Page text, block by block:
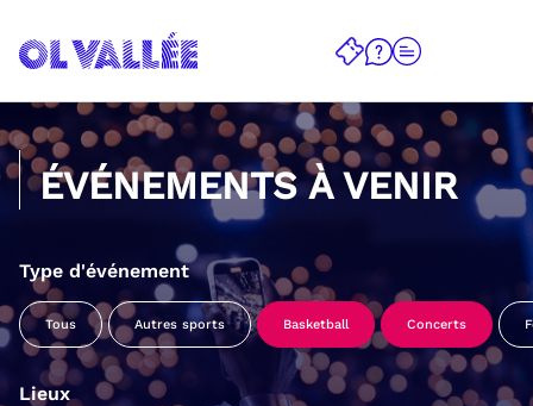
ÉVÉNEMENTS À VENIR
Type d'événement
Tous Autres sports Basketball Concerts
Lieux